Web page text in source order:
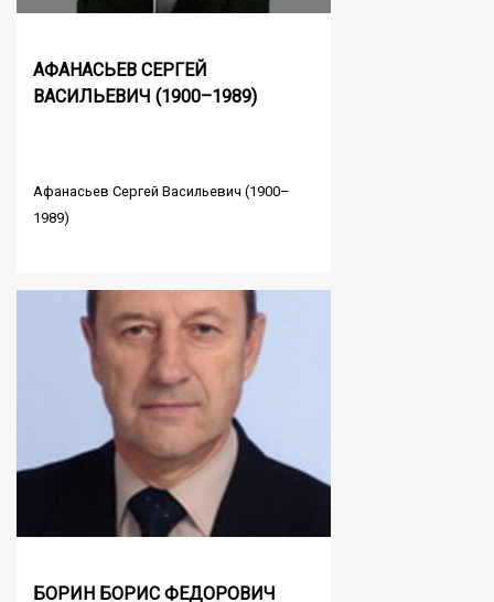
АФАНАСЬЕВ СЕРГЕЙ
ВАСИЛЬЕВИЧ (1900–1989)
Афанасьев Сергей Васильевич (1900–
1989)
БОРИН БОРИС ФЕДОРОВИЧ